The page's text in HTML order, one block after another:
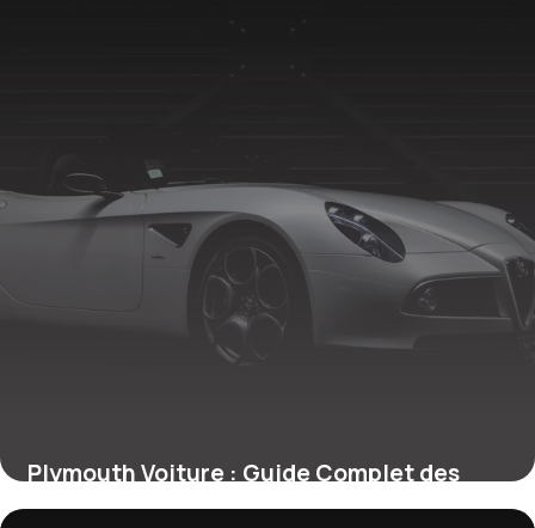
Plymouth Voiture : Guide Complet des
Modèles 2026